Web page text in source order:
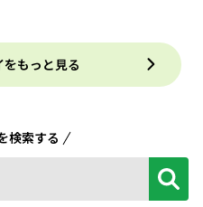
もっと見る
検索する